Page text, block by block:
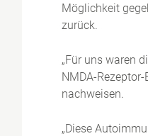
Möglichkeit
zurück.
„Für uns waren
NMDA-
nachweisen.
„Diese